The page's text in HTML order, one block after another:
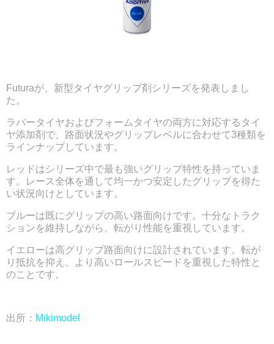
Futuraが、新型タイヤグリップ剤シリーズを発表しまし
た。
ラバータイヤおよびフォームタイヤの両方に対応するタイ
ヤ添加剤で、路面状況やグリップレベルに合わせて3種類を
ラインナップしています。
レッドはシリーズ中で最も強いグリップ特性を持っていま
す。レース全体を通して均一かつ安定したグリップを得た
い状況向けとしています。
ブルーは既にグリップの高い路面向けです。十分なトラク
ションを維持しながら、転がり性能を重視しています。
イエローは高グリップ路面向けに設計されています。転が
り抵抗を抑え、より高いロールスピードを重視した特性と
のことです。
出所： Mikimodel